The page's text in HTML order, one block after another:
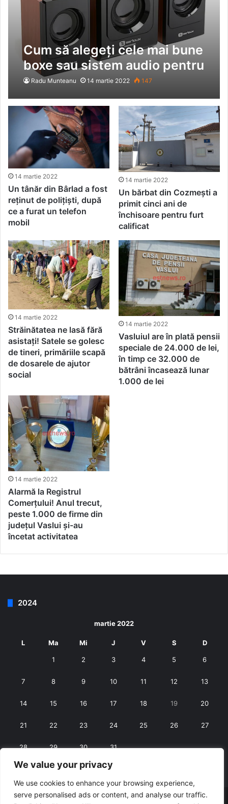
We value your privacy
We use cookies to enhance your browsing experience,
serve personalised ads or content, and analyse our traffic.
Cum să alegeți cele mai bune
boxe sau sistem audio pentru
acasă
Radu Munteanu 14 martie 2022 147
14 martie 2022
Un tânăr din Bârlad a fost
reținut de polițiști, după
ce a furat un telefon
mobil
14 martie 2022
Un bărbat din Cozmești a
primit cinci ani de
închisoare pentru furt
calificat
14 martie 2022
Străinătatea ne lasă fără
asistați! Satele se golesc
de tineri, primăriile scapă
de dosarele de ajutor
social
14 martie 2022
Vasluiul are în plată pensii
speciale de 24.000 de lei,
în timp ce 32.000 de
bătrâni încasează lunar
1.000 de lei
14 martie 2022
Alarmă la Registrul
Comerțului! Anul trecut,
peste 1.000 de firme din
județul Vaslui și-au
încetat activitatea
2024
martie 2022
L Ma Mi J V S D
1 2 3 4 5 6
7 8 9 10 11 12 13
14 15 16 17 18 19 20
21 22 23 24 25 26 27
28 29 30 31
« feb. apr. »